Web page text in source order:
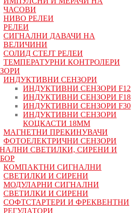
ЧАСОВИ
НИВО РЕЛЕИ
РЕЛЕИ
СИГНАЛНИ ДАВАЧИ НА
ВЕЛИЧИНИ
СОЛИД СТЕЈТ РЕЛЕИ
ТЕМПЕРАТУРНИ КОНТРОЛЕРИ
ИНДУКТИВНИ СЕНЗОРИ
ИНДУКТИВНИ СЕНЗОРИ F12
ИНДУКТИВНИ СЕНЗОРИ F18
ИНДУКТИВНИ СЕНЗОРИ F30
ИНДУКТИВНИ СЕНЗОРИ
КОЦКАСТИ 18ММ
МАГНЕТНИ ПРЕКИНУВАЧИ
ФОТОЕЛЕКТРИЧНИ СЕНЗОРИ
СВЕТИЛКИ, СИРЕНИ И
КОМПАКТНИ СИГНАЛНИ
СВЕТИЛКИ И СИРЕНИ
МОДУЛАРНИ СИГНАЛНИ
СВЕТИЛКИ И СИРЕНИ
СОФТСТАРТЕРИ И ФРЕКВЕНТНИ
РЕГУЛАТОРИ